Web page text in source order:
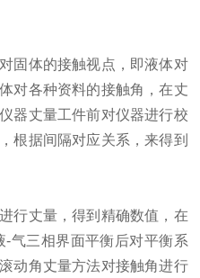
体的接触视点，即液体对
对各种资料的接触角，在丈
器丈量工件前对仪器进行校
根据间隔对应关系，来得到
丈量，得到精确数值，在
-气三相界面平衡后对平衡系
动角丈量方法对接触角进行